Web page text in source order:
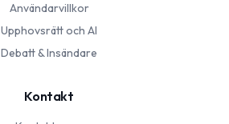
Användarvillkor
Upphovsrätt och AI
Debatt & Insändare
Kontakt